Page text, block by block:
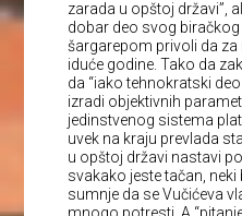
zarada u opštoj državi”,
dobar deo svog
šargarepom privoli da
iduće godine. Tako da
da “iako tehnokratski
izradi objektivnih
jedinstvenog sistema
uvek na kraju prevlada
u opštoj državi nastavi
svakako jeste tačan, neki
sumnje da se Vučićeva